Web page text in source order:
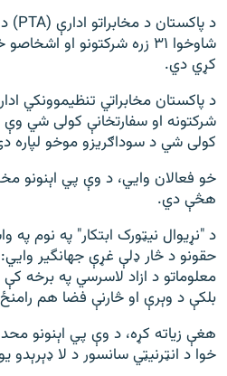
شاوخوا ۳۱ زره شرکتونو او
کړي دي.
د پاکستان مخابراتي تنظیموونکي
شرکتونه او سفارتخانې کولی شي وې
کولی شي د سوداګریزو موخو
خو فعالان وايي، د وې پي اېنونو
هڅې دي.
د "نړیوال نیټورک ابتکار" په نوم
حقونو د څار ډلې غړې جهانگیر
معلوماتو د ازاد لاسرسي په برخه
بلکې د وېرې او څارنې فضا هم
هغې زیاته کړه، د وې پي اېنونو
خوا د انټرنیټي سانسور د لا ډېرېدو